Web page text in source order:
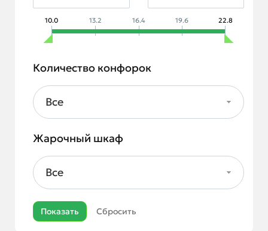
10.0 13.2 16.4 19.6 22.8
Количество конфорок
Все
Жарочный шкаф
Все